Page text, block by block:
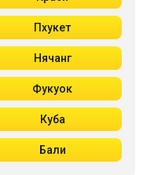
Пхукет
Нячанг
Фукуок
Куба
Бали